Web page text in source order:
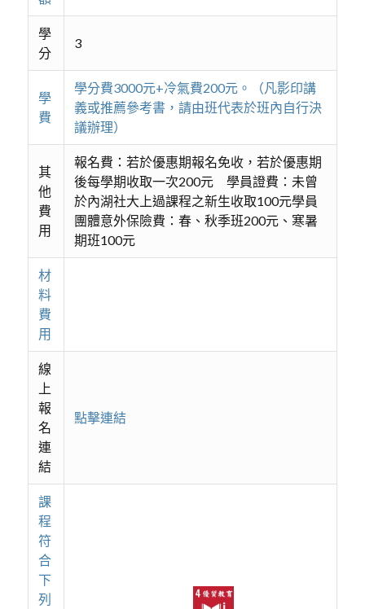
學
分
3
學
費
學分費3000元+冷氣費200元。（凡影印講
義或推薦參考書，請由班代表於班內自行決
議辦理）
其
他
費
用
報名費：若於優惠期報名免收，若於優惠期
後每學期收取一次200元 學員證費：未曾
於內湖社大上過課程之新生收取100元學員
團體意外保險費：春、秋季班200元、寒暑
期班100元
材
料
費
用
線
上
報
名
連
結
點擊連結
課
程
符
合
下
列